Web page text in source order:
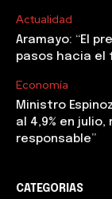
Actualidad
Aramayo: “El
pasos hacia el
Economía
Ministro
al 4,9% en
responsable”
CATEGORIAS